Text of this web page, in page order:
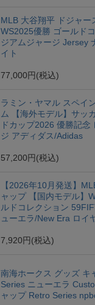
MLB 大谷翔平 ドジャー
WS2025優勝 ゴールド
ジアムジャージ Jersey
イト
77,000円 (税込)
ラミン・ヤマル スペイ
ム 【海外モデル】サッ
ドカップ2026 優勝記念
ジ アディダス/Adidas
57,200円 (税込)
【2026年10月発送】
ャップ 【国内モデル】
ルドコレクション
ューエラ/New Era ロイ
7,920円 (税込)
南海ホークス グッズ キ
Series ニューエラ
ャップ Retro Series